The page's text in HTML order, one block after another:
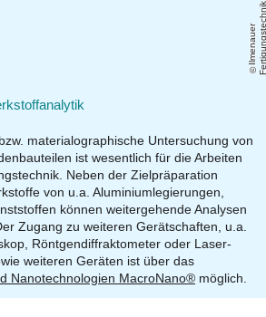
materialographische Untersuchung von
ist wesentlich für die Arbeiten
Neben der Zielpräparation
von u.a. Aluminiumlegierungen,
können weitergehende Analysen
Zugang zu weiteren Gerätschaften, u.a.
Röntgendiffraktometer oder Laser-
weiteren Geräten ist über das
Nanotechnologien MacroNano® möglich.
Il
m
e
n
a
u
e
r
F
e
r
ti
g
u
n
g
s
t
e
c
h
ni